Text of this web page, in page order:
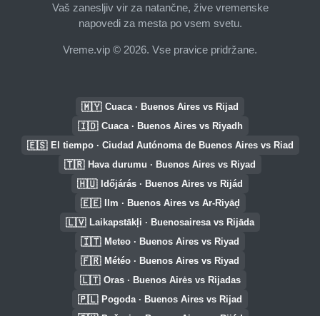
Vaš zanesljiv vir za natančne, žive vremenske
napovedi za mesta po vsem svetu.
Vreme.vip © 2026. Vse pravice pridržane.
🇲🇾 Cuaca · Buenos Aires vs Rijad
🇮🇩 Cuaca · Buenos Aires vs Riyadh
🇪🇸 El tiempo · Ciudad Autónoma de Buenos Aires vs Riad
🇹🇷 Hava durumu · Buenos Aires vs Riyad
🇭🇺 Időjárás · Buenos Aires vs Rijád
🇪🇪 Ilm · Buenos Aires vs Ar-Riyāḑ
🇱🇻 Laikapstākļi · Buenosairesa vs Rijāda
🇮🇹 Meteo · Buenos Aires vs Riyad
🇫🇷 Météo · Buenos Aires vs Riyad
🇱🇹 Oras · Buenos Airės vs Rijadas
🇵🇱 Pogoda · Buenos Aires vs Rijad